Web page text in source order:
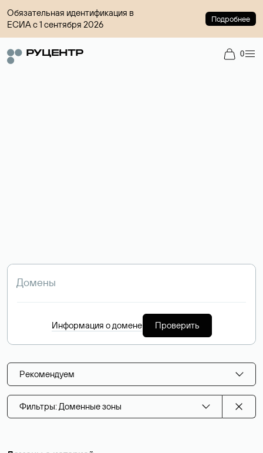
Обязательная идентификация в
ЕСИА с 1 сентября 2026
Подробнее
0
Информация о домене Проверить
Рекомендуем
Фильтры: Доменные зоны